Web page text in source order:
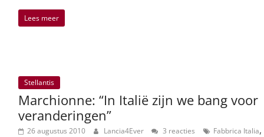
Lees meer
Stellantis
Marchionne: “In Italië zijn we bang voor
veranderingen”
26 augustus 2010 Lancia4Ever 3 reacties Fabbrica Italia,